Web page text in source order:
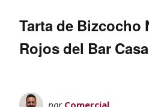
Tarta de Bizcocho
Rojos del Bar